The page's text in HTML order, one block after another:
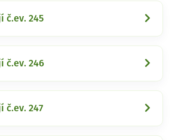
č.ev. 245
č.ev. 246
č.ev. 247